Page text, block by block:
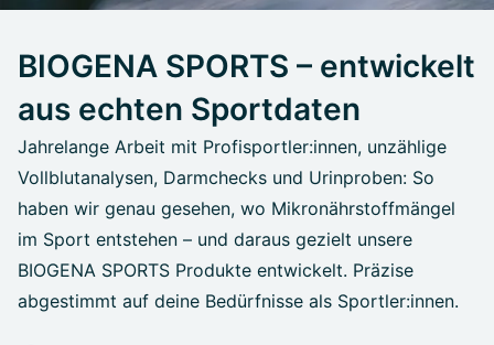
BIOGENA SPORTS – entwickelt
aus echten Sportdaten
Jahrelange Arbeit mit Profisportler:innen, unzählige
Vollblutanalysen, Darmchecks und Urinproben: So
haben wir genau gesehen, wo Mikronährstoffmängel
im Sport entstehen – und daraus gezielt unsere
BIOGENA SPORTS Produkte entwickelt. Präzise
abgestimmt auf deine Bedürfnisse als Sportler:innen.